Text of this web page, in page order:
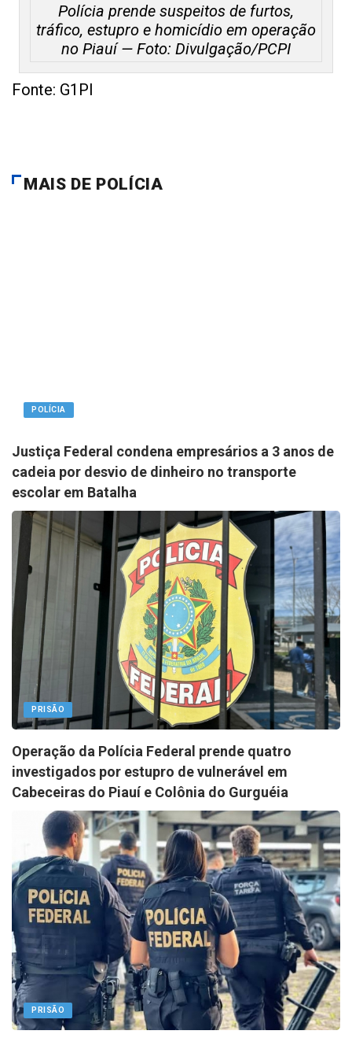
Polícia prende suspeitos de furtos,
tráfico, estupro e homicídio em operação
no Piauí — Foto: Divulgação/PCPI
Fonte: G1PI
MAIS DE POLÍCIA
POLÍCIA
Justiça Federal condena empresários a 3 anos de
cadeia por desvio de dinheiro no transporte
escolar em Batalha
PRISÃO
Operação da Polícia Federal prende quatro
investigados por estupro de vulnerável em
Cabeceiras do Piauí e Colônia do Gurguéia
PRISÃO